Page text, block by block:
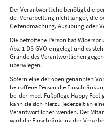
Der Verantwortliche benötigt die
der Verarbeitung nicht länger, die
Geltendmachung, Ausübung oder
Die betroffene Person hat
Abs. 1 DS-GVO eingelegt und es
Gründe des Verantwortlichen
überwiegen.
Sofern eine der oben genannten
betroffene Person die
bei der med. Fußpflege Happy
kann sie sich hierzu jederzeit an
Verantwortlichen wenden. Der